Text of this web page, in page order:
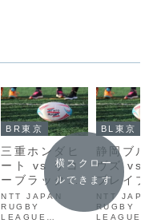
BR東京
三重ホンダヒ
ート vs リコ
ーブラックラ
ムズ東京
NTT JAPAN
RUGBY
LEAGUE
BL東京
静岡ブル
ヴズ vs
ブレイブ
パス東京
NTT
RUGBY
LEAGUE
横スクロー
ルできます